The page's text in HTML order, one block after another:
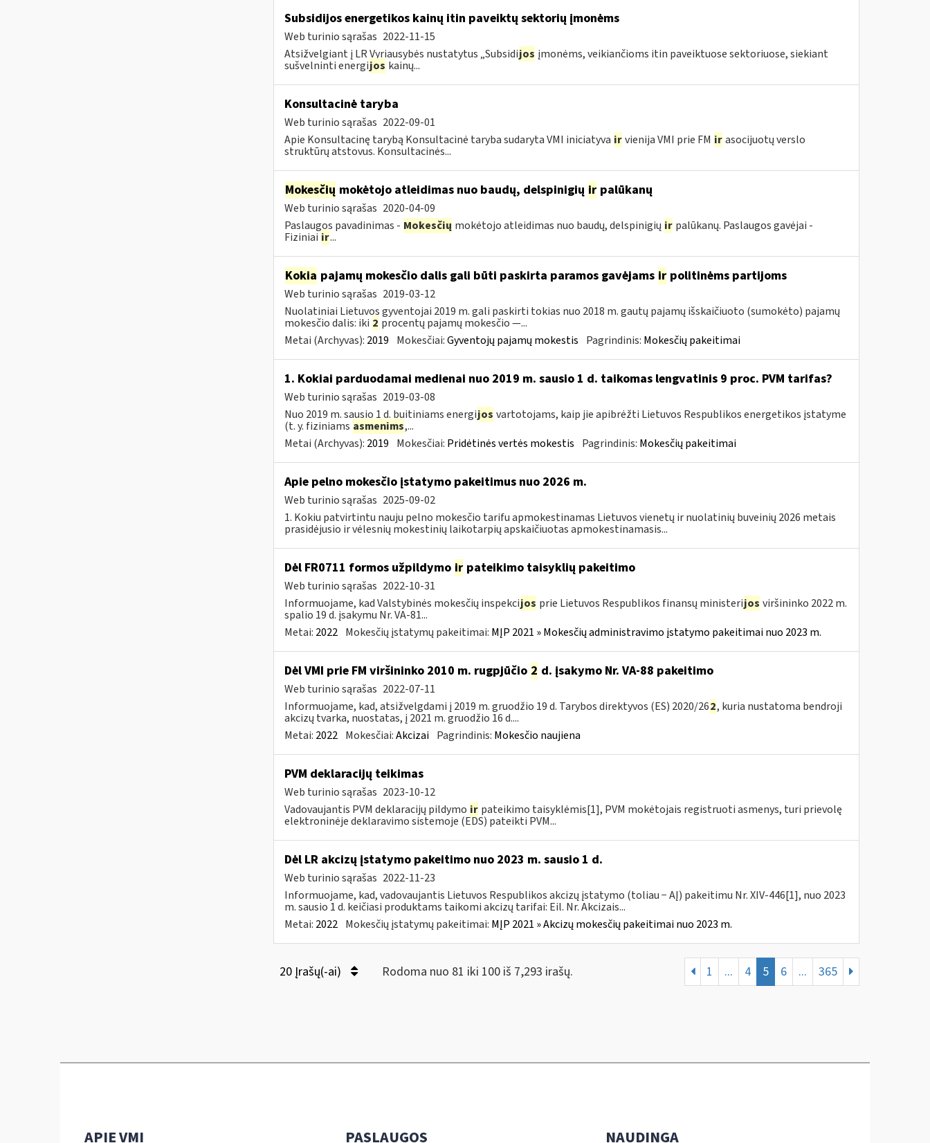
Subsidijos energetikos kainų itin paveiktų sektorių įmonėms
Web turinio sąrašas 2022-11-15
Atsižvelgiant į LR Vyriausybės nustatytus „Subsidijos įmonėms, veikiančioms itin paveiktuose sektoriuose, siekiant
sušvelninti energijos kainų...
Konsultacinė taryba
Web turinio sąrašas 2022-09-01
Apie Konsultacinę tarybą Konsultacinė taryba sudaryta VMI iniciatyva ir vienija VMI prie FM ir asocijuotų verslo
struktūrų atstovus. Konsultacinės...
Mokesčių mokėtojo atleidimas nuo baudų, delspinigių irpalūkanų
Web turinio sąrašas 2020-04-09
Paslaugos pavadinimas - Mokesčių mokėtojo atleidimas nuo baudų, delspinigių ir palūkanų. Paslaugos gavėjai -
Fiziniai ir...
Kokia pajamų mokesčio dalis gali būti paskirta paramos gavėjams irpolitinėms partijoms
Web turinio sąrašas 2019-03-12
Nuolatiniai Lietuvos gyventojai 2019 m. gali paskirti tokias nuo 2018 m. gautų pajamų išskaičiuoto (sumokėto) pajamų
mokesčio dalis: iki 2 procentų pajamų mokesčio —...
Metai (Archyvas): 2019 Mokesčiai:Gyventojų pajamų mokestis Pagrindinis: Mokesčių pakeitimai
1. Kokiai parduodamai medienai nuo 2019 m. sausio 1 d. taikomas lengvatinis 9 proc. PVM tarifas?
Web turinio sąrašas 2019-03-08
Nuo 2019 m. sausio 1 d. buitiniams energijos vartotojams, kaip jie apibrėžti Lietuvos Respublikos energetikos įstatyme
(t. y. fiziniams asmenims,...
Metai (Archyvas): 2019 Mokesčiai: Pridėtinės vertės mokestis Pagrindinis: Mokesčių pakeitimai
Apie pelno mokesčio įstatymo pakeitimus nuo 2026 m.
Web turinio sąrašas 2025-09-02
1. Kokiu patvirtintu nauju pelno mokesčio tarifu apmokestinamas Lietuvos vienetų ir nuolatinių buveinių 2026 metais
prasidėjusio ir vėlesnių mokestinių laikotarpių apskaičiuotas apmokestinamasis...
Dėl FR0711 formos užpildymo irpateikimo taisyklių pakeitimo
Web turinio sąrašas 2022-10-31
Informuojame, kad Valstybinės mokesčių inspekcijos prie Lietuvos Respublikos finansų ministerijos viršininko 2022 m.
spalio 19 d. įsakymu Nr. VA-81...
Metai: 2022 Mokesčių įstatymų pakeitimai: MĮP 2021 » Mokesčių administravimo įstatymo pakeitimai nuo 2023 m.
Dėl VMI prie FM viršininko 2010 m. rugpjūčio 2 d. įsakymo Nr. VA-88 pakeitimo
Web turinio sąrašas 2022-07-11
Informuojame, kad, atsižvelgdami į 2019 m. gruodžio 19 d. Tarybos direktyvos (ES) 2020/262, kuria nustatoma bendroji
akcizų tvarka, nuostatas, į 2021 m. gruodžio 16 d....
Metai: 2022 Mokesčiai:Akcizai Pagrindinis: Mokesčio naujiena
PVM deklaracijų teikimas
Web turinio sąrašas 2023-10-12
Vadovaujantis PVM deklaracijų pildymo ir pateikimo taisyklėmis[1], PVM mokėtojais registruoti asmenys, turi prievolę
elektroninėje deklaravimo sistemoje (EDS) pateikti PVM...
Dėl LR akcizų įstatymo pakeitimo nuo 2023 m. sausio 1 d.
Web turinio sąrašas 2022-11-23
Informuojame, kad, vadovaujantis Lietuvos Respublikos akcizų įstatymo (toliau − AĮ) pakeitimu Nr. XIV-446[1], nuo 2023
m. sausio 1 d. keičiasi produktams taikomi akcizų tarifai: Eil. Nr. Akcizais...
Metai: 2022 Mokesčių įstatymų pakeitimai: MĮP 2021 » Akcizų mokesčių pakeitimai nuo 2023 m.
20 Įrašų(-ai) Rodoma nuo 81 iki 100 iš 7,293 irašų. 1 ... 4 5 6 ... 365
APIE VMI PASLAUGOS NAUDINGA